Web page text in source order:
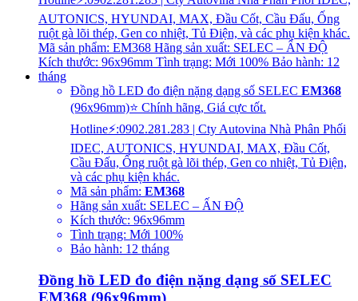
Đồng hồ LED đo điện nặng dạng số SELEC EM368
(96x96mm)⭐ Chính hãng, Giá cực tốt.
Hotline⚡:0902.281.283 | Cty Autovina Nhà Phân Phối
IDEC, AUTONICS, HYUNDAI, MAX, Đầu Cốt,
Cầu Đấu, Ống ruột gà lõi thép, Gen co nhiệt, Tủ Điện,
và các phụ kiện khác.
Mã sản phẩm: EM368
Hãng sản xuất: SELEC – ẤN ĐỘ
Kích thước: 96x96mm
Tình trạng: Mới 100%
Bảo hành: 12 tháng
Đồng hồ LED đo điện nặng dạng số SELEC
EM368 (96x96mm)